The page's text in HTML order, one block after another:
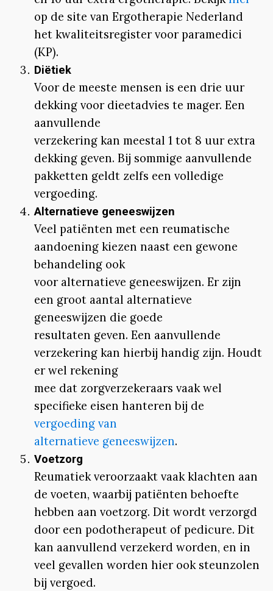
op de site van Ergotherapie Nederland
het kwaliteitsregister voor paramedici
(KP).
Diëtiek
Voor de meeste mensen is een drie uur
dekking voor dieetadvies te mager. Een
aanvullende
verzekering kan meestal 1 tot 8 uur extra
dekking geven. Bij sommige aanvullende
pakketten geldt zelfs een volledige
vergoeding.
Alternatieve geneeswijzen
Veel patiënten met een reumatische
aandoening kiezen naast een gewone
behandeling ook
voor alternatieve geneeswijzen. Er zijn
een groot aantal alternatieve
geneeswijzen die goede
resultaten geven. Een aanvullende
verzekering kan hierbij handig zijn. Houdt
er wel rekening
mee dat zorgverzekeraars vaak wel
specifieke eisen hanteren bij de
vergoeding van
alternatieve geneeswijzen.
Voetzorg
Reumatiek veroorzaakt vaak klachten aan
de voeten, waarbij patiënten behoefte
hebben aan voetzorg. Dit wordt verzorgd
door een podotherapeut of pedicure. Dit
kan aanvullend verzekerd worden, en in
veel gevallen worden hier ook steunzolen
bij vergoed.